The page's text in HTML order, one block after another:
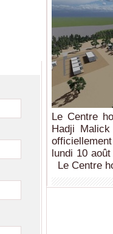
Le Centre
Hadji
lundi 10
Le Centre